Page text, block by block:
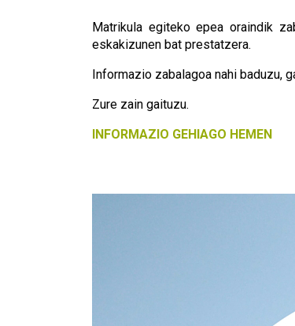
Matrikula egiteko epea oraindik
eskakizunen bat prestatzera.
Informazio zabalagoa nahi baduzu,
Zure zain gaituzu.
INFORMAZIO GEHIAGO HEMEN